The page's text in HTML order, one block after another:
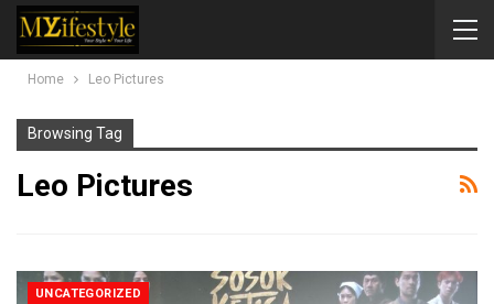
Home Leo Pictures
Browsing Tag
Leo Pictures
UNCATEGORIZED